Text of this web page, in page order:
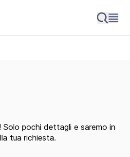
Solo pochi dettagli e saremo in
tua richiesta.